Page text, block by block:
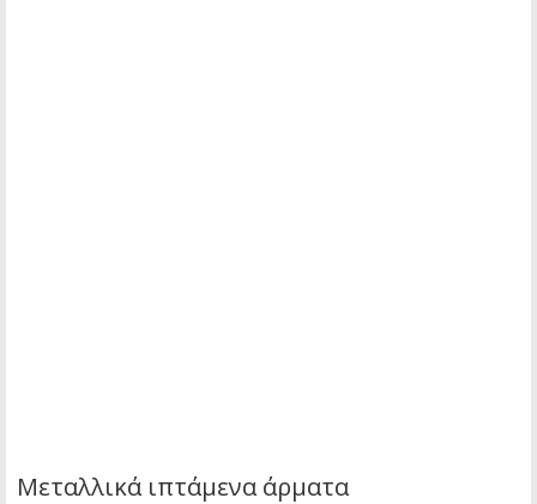
Μεταλλικά ιπτάμενα άρματα